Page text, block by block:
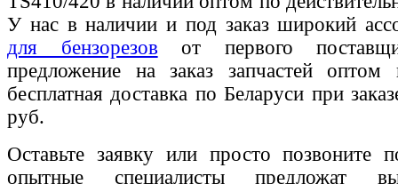
У нас в наличии и под заказ широкий
для бензорезов от первого
предложение на заказ запчастей
бесплатная доставка по Беларуси при
руб.
Оставьте заявку или просто позвоните
опытные специалисты предложат